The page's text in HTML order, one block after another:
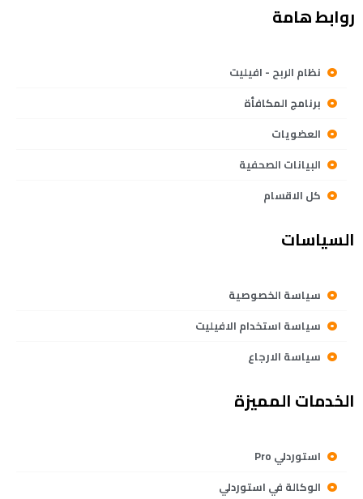
روابط هامة
نظام الربح - افيليت
برنامج المكافأة
العضويات
البيانات الصحفية
كل الاقسام
السياسات
سياسة الخصوصية
سياسة استخدام الافيليت
سياسة الارجاع
الخدمات المميزة
استوردلي Pro
الوكالة في استوردلي